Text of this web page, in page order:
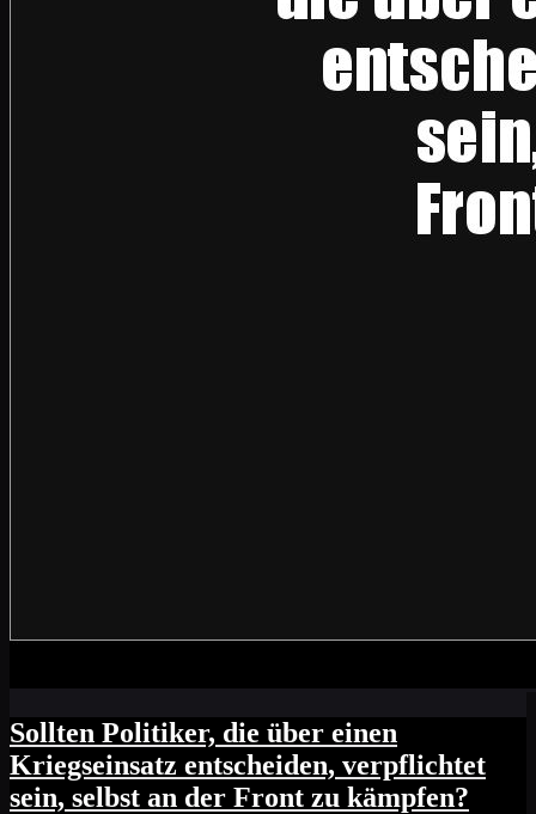
Sollten Politiker, die über einen
Kriegseinsatz entscheiden, verpflichtet
sein, selbst an der Front zu kämpfen?